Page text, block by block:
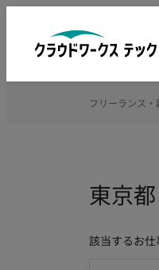
東京
該当するお仕
フリーランス